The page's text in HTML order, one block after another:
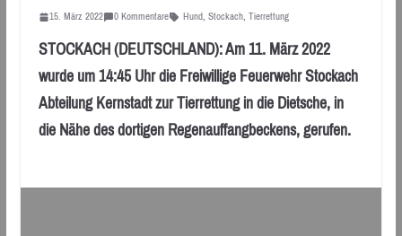
15. März 2022 0 Kommentare Hund, Stockach, Tierrettung
STOCKACH (DEUTSCHLAND): Am 11. März 2022
wurde um 14:45 Uhr die Freiwillige Feuerwehr Stockach
Abteilung Kernstadt zur Tierrettung in die Dietsche, in
die Nähe des dortigen Regenauffangbeckens, gerufen.